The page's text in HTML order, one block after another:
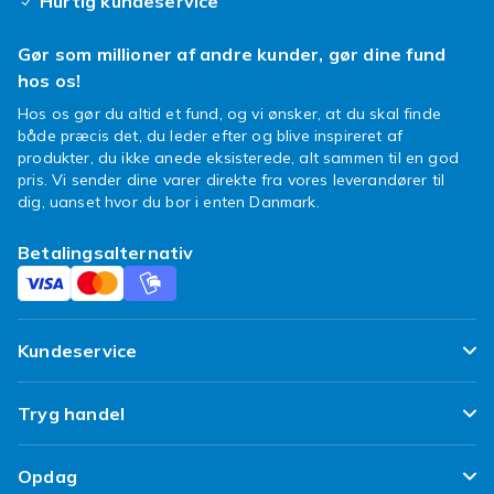
Gør som millioner af andre kunder, gør dine fund
hos os!
Hos os gør du altid et fund, og vi ønsker, at du skal finde
både præcis det, du leder efter og blive inspireret af
produkter, du ikke anede eksisterede, alt sammen til en god
pris. Vi sender dine varer direkte fra vores leverandører til
dig, uanset hvor du bor i enten Danmark.
Betalingsalternativ
Kundeservice
Ofte stillede spørgsmål
Spor min pakke
Tryg handel
Tilfredshedsgaranti
Opdag